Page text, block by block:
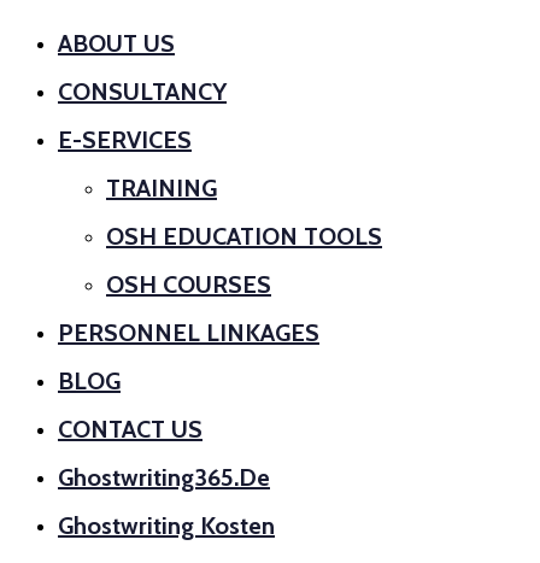
ABOUT US
CONSULTANCY
E-SERVICES
TRAINING
OSH EDUCATION TOOLS
OSH COURSES
PERSONNEL LINKAGES
BLOG
CONTACT US
Ghostwriting365.de
Ghostwriting Kosten